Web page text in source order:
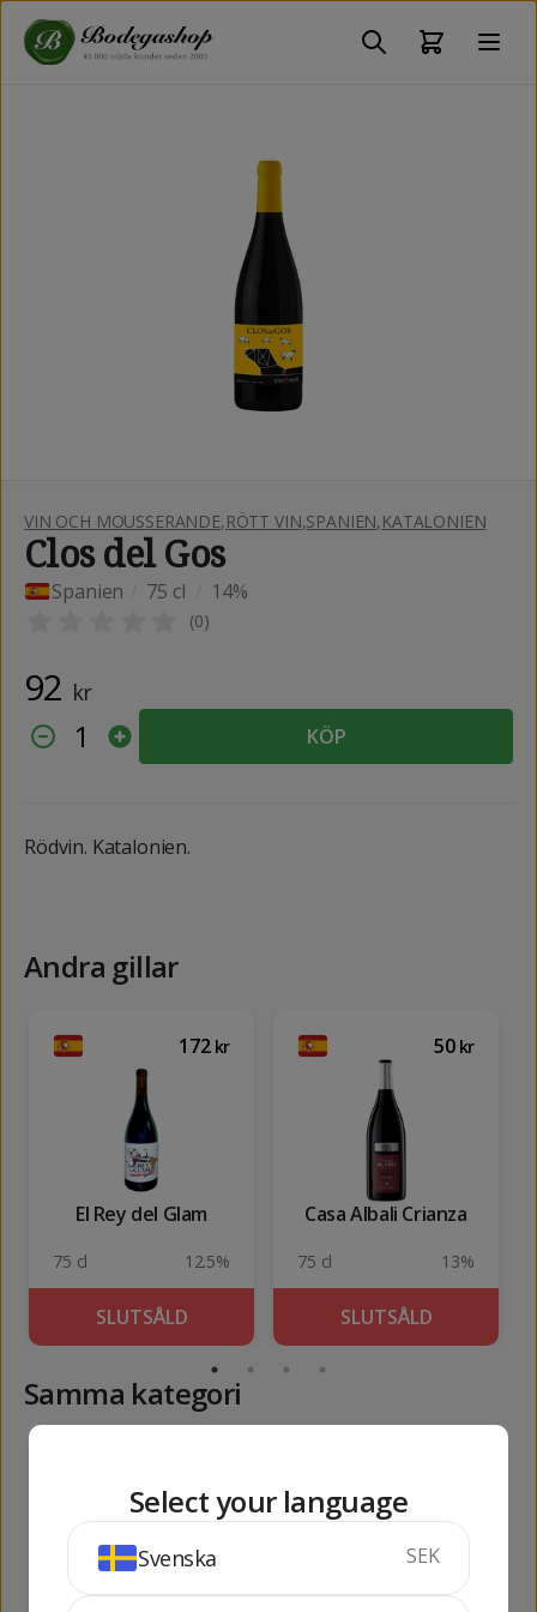
VIN OCH MOUSSERANDE,RÖTT VIN,SPANIEN,KATALONIEN
Clos del Gos
Spanien 75 cl 14%
(0)
92 kr
1 KÖP
Rödvin. Katalonien.
Andra gillar
172 kr
El Rey del Glam
75 cl 12.5%
SLUTSÅLD
50 kr
Casa Albali Crianza
75 cl 13%
SLUTSÅLD
Samma kategori
Select your language
Svenska SEK